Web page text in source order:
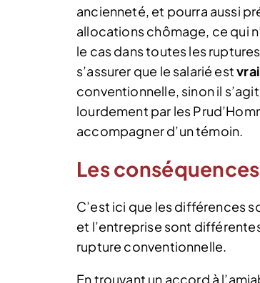
ancienneté, et pourra aussi
allocations chômage, ce qui
le cas dans toutes les
s’assurer que le salarié est
conventionnelle, sinon il
lourdement par les
accompagner d’un témoin.
Les
C’est ici que les différences
et l’entreprise sont
rupture conventionnelle.
En trouvant un accord à